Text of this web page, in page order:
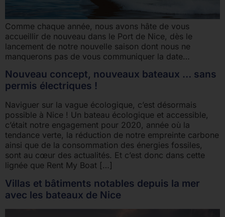
Comme chaque année, nous avons hâte de vous
accueillir de nouveau dans le Port de Nice, dès le
lancement de notre nouvelle saison dont nous ne
manquerons pas de vous communiquer la date…
Nouveau concept, nouveaux bateaux … sans
permis électriques !
Naviguer sur la vague écologique, c’est désormais
possible à Nice ! Un bateau écologique et accessible,
c’était notre engagement pour 2020, année où la
tendance verte, la réduction de notre empreinte carbone
ainsi que de la consommation des énergies fossiles,
sont au cœur des actualités. Et c’est donc dans cette
lignée que Rent My Boat […]
Villas et bâtiments notables depuis la mer
avec les bateaux de Nice